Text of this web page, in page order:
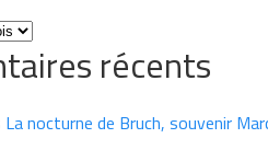
récents
La nocturne de Bruch, souvenir